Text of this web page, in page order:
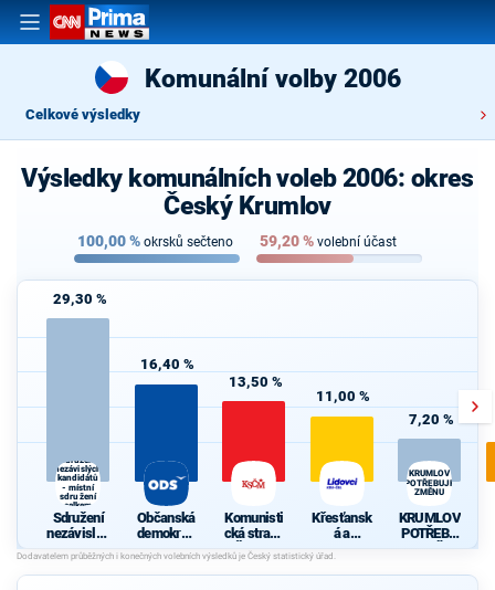
Komunální volby 2006
Celkové výsledky
Výsledky komunálních voleb 2006: okres
Český Krumlov
100,00% okrsků sečteno 59,20% volební účast
29,30 %
Sdružení
nezávislých
kandidátů
- místní
sdružení
celkem
Sdružení
nezávislýc
h
kandidátů
- místní
16,40 %
Občanská
demokrati
cká strana
13,50 %
Komunisti
cká strana
Čech a
Moravy
11,00 %
Křesťansk
á a
demokrati
cká unie -
Českoslov
7,20 %
KRUMLOV
POTŘEBUJE
ZMĚNU
KRUMLOV
POTŘEBU
JE ZMĚNU